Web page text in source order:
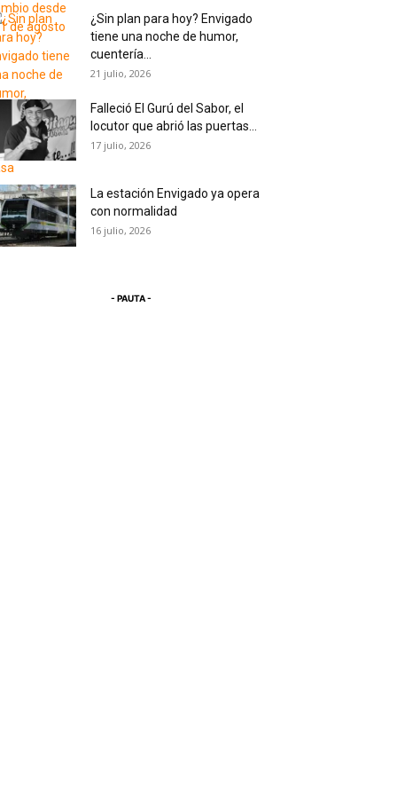
¿Sin plan para hoy? Envigado
tiene una noche de humor,
cuentería...
21 julio, 2026
Falleció El Gurú del Sabor, el
locutor que abrió las puertas...
17 julio, 2026
La estación Envigado ya opera
con normalidad
16 julio, 2026
- PAUTA -